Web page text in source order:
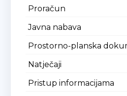
Proračun
Javna nabava
Prostorno-planska
Natječaji
Pristup informacijama